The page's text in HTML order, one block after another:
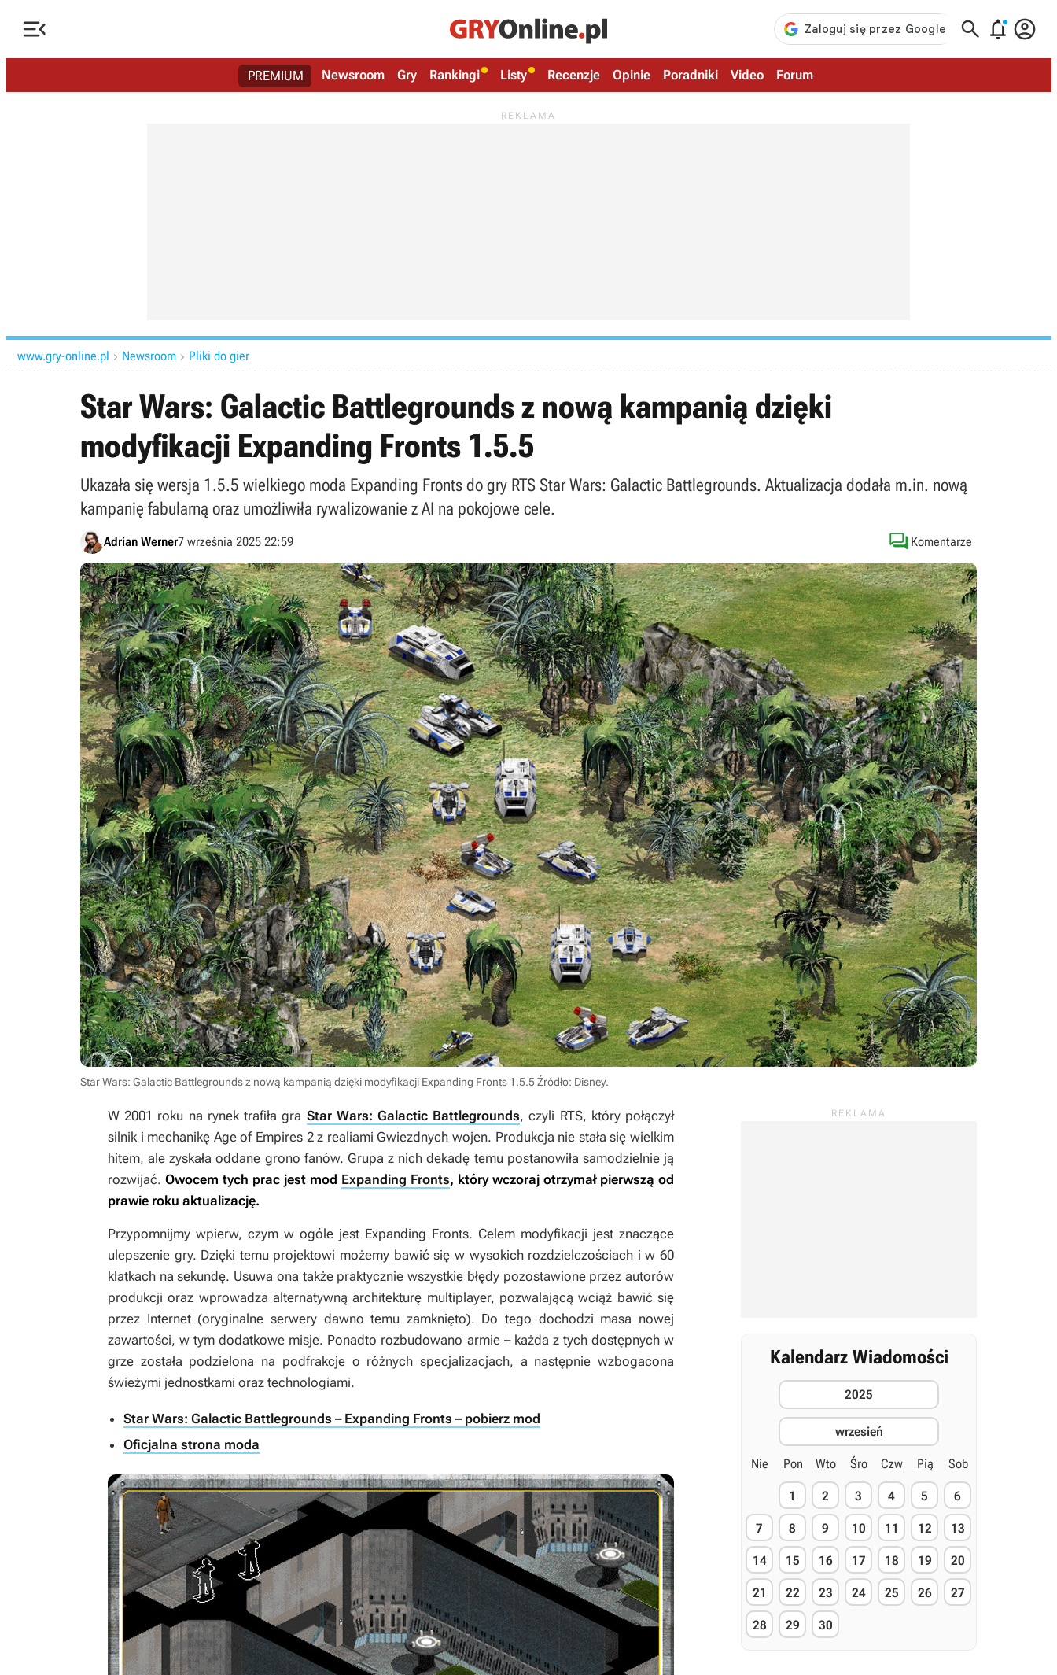
   
PREMIUM Newsroom Gry Rankingi Listy Recenzje Opinie Poradniki Video Forum
www.gry-online.pl  Newsroom  Pliki do gier
Star Wars: Galactic Battlegrounds z nową kampanią dzięki
modyfikacji Expanding Fronts 1.5.5
Ukazała się wersja 1.5.5 wielkiego moda Expanding Fronts do gry RTS Star Wars: Galactic Battlegrounds. Aktualizacja dodała m.in. nową
kampanię fabularną oraz umożliwiła rywalizowanie z AI na pokojowe cele.
Adrian Werner7 września 2025 22:59  Komentarze
Star Wars: Galactic Battlegrounds z nową kampanią dzięki modyfikacji Expanding Fronts 1.5.5Źródło: Disney.
W 2001 roku na rynek trafiła gra Star Wars: Galactic Battlegrounds, czyli RTS, który połączył
silnik i mechanikę Age of Empires 2z realiami Gwiezdnych wojen. Produkcja nie stała się wielkim
hitem, ale zyskała oddane grono fanów. Grupa z nich dekadę temu postanowiła samodzielnie ją
rozwijać. Owocem tych prac jest mod Expanding Fronts, który wczoraj otrzymał pierwszą od
prawie roku aktualizację.
Przypomnijmy wpierw, czym w ogóle jest Expanding Fronts. Celem modyfikacji jest znaczące
ulepszenie gry. Dzięki temu projektowi możemy bawić się w wysokich rozdzielczościach i w 60
klatkach na sekundę. Usuwa ona także praktycznie wszystkie błędy pozostawione przez autorów
produkcji oraz wprowadza alternatywną architekturę multiplayer, pozwalającą wciąż bawić się
przez Internet (oryginalne serwery dawno temu zamknięto). Do tego dochodzi masa nowej
zawartości, w tym dodatkowe misje. Ponadto rozbudowano armie – każda z tych dostępnych w
grze została podzielona na podfrakcje o różnych specjalizacjach, a następnie wzbogacona
świeżymi jednostkami oraz technologiami.
Star Wars: Galactic Battlegrounds – Expanding Fronts – pobierz mod
Oficjalna strona moda
Kalendarz Wiadomości
2025
wrzesień
Nie Pon Wto Śro Czw Pią Sob
1 2 3 4 5 6
7 8 9 10 11 12 13
14 15 16 17 18 19 20
21 22 23 24 25 26 27
28 29 30